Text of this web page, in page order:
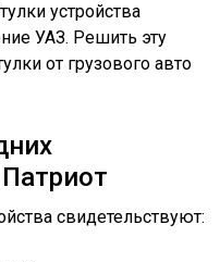
устройства
УАЗ. Решить эту
от грузового авто
свидетельствуют: